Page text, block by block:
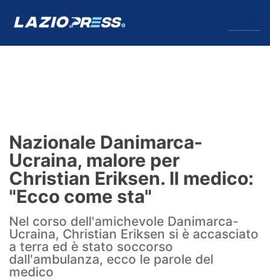
Formello
Infortuni
Primavera
Calciomercato
Lazio Women
Nazionale Danimarca-
Ucraina, malore per
Christian Eriksen. Il medico:
"Ecco come sta"
Nel corso dell'amichevole Danimarca-
Ucraina, Christian Eriksen si è accasciato
a terra ed è stato soccorso
dall'ambulanza, ecco le parole del
medico